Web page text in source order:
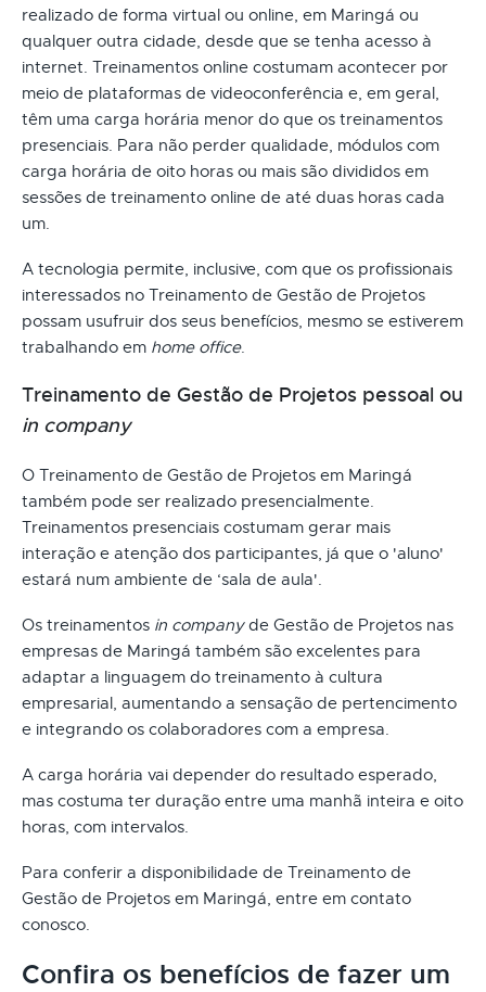
realizado de forma virtual ou online, em Maringá ou
qualquer outra cidade, desde que se tenha acesso à
internet. Treinamentos online costumam acontecer por
meio de plataformas de videoconferência e, em geral,
têm uma carga horária menor do que os treinamentos
presenciais. Para não perder qualidade, módulos com
carga horária de oito horas ou mais são divididos em
sessões de treinamento online de até duas horas cada
um.
A tecnologia permite, inclusive, com que os profissionais
interessados no Treinamento de Gestão de Projetos
possam usufruir dos seus benefícios, mesmo se estiverem
trabalhando em home office.
Treinamento de Gestão de Projetos pessoal ou
in company
O Treinamento de Gestão de Projetos em Maringá
também pode ser realizado presencialmente.
Treinamentos presenciais costumam gerar mais
interação e atenção dos participantes, já que o 'aluno'
estará num ambiente de ‘sala de aula'.
Os treinamentos in companyde Gestão de Projetos nas
empresas de Maringá também são excelentes para
adaptar a linguagem do treinamento à cultura
empresarial, aumentando a sensação de pertencimento
e integrando os colaboradores com a empresa.
A carga horária vai depender do resultado esperado,
mas costuma ter duração entre uma manhã inteira e oito
horas, com intervalos.
Para conferir a disponibilidade de Treinamento de
Gestão de Projetos em Maringá, entre em contato
conosco.
Confira os benefícios de fazer um